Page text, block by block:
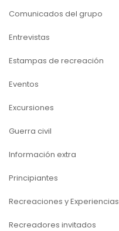
Comunicados del grupo
Entrevistas
Estampas de recreación
Eventos
Excursiones
Guerra civil
Información extra
Principiantes
Recreaciones y Experiencias
Recreadores invitados